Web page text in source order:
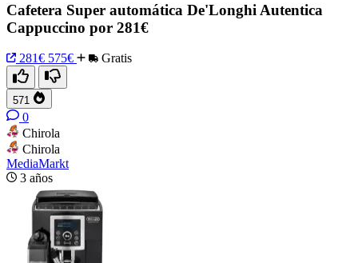
Cafetera Super automática De'Longhi Autentica
Cappuccino por 281€
281€ 575€ Gratis
571
0
Chirola
Chirola
MediaMarkt
3 años